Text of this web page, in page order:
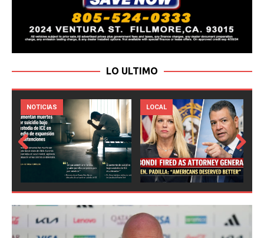
LO ULTIMO
LOCAL NOTICIAS
Prev
Next